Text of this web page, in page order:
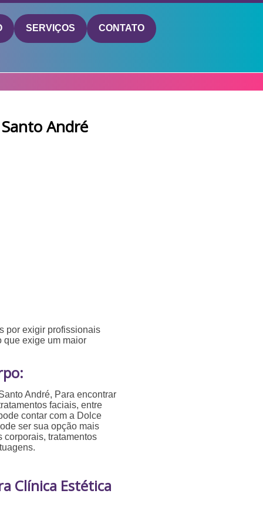
SERVIÇOS CONTATO
André
por exigir profissionais
que exige um maior
André, Para encontrar
faciais, entre
contar com a Dolce
ser sua opção mais
corporais, tratamentos
Clínica Estética